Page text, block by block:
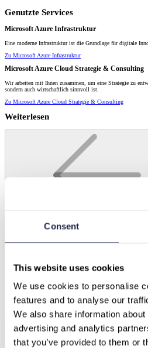
Consent
This website uses cookies
We use cookies to personalise
features and to analyse our
We also share information
advertising and analytics
that you’ve provided to them or
Genutzte Services
Microsoft Azure Infrastruktur
Eine moderne Infrastruktur ist die Grundlage für digitale
Zu Microsoft Azure Infrastruktur
Microsoft Azure Cloud Strategie & Consulting
Wir arbeiten mit Ihnen zusammen, um eine Strategie zu
sondern auch wirtschaftlich sinnvoll ist.
Zu Microsoft Azure Cloud Strategie & Consulting
Weiterlesen